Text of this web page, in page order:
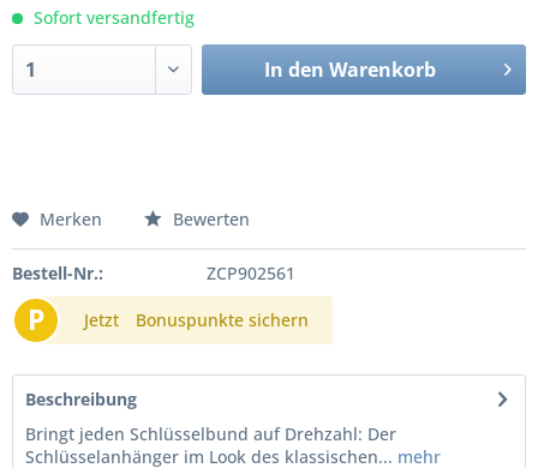
Sofort versandfertig
In den Warenkorb
Merken Bewerten
Bestell-Nr.: ZCP902561
P Jetzt Bonuspunkte sichern
Beschreibung
Bringt jeden Schlüsselbund auf Drehzahl: Der
Schlüsselanhänger im Look des klassischen... mehr